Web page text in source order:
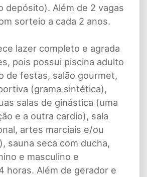
depósito). Além de 2 vagas
sorteio a cada 2 anos.
lazer completo e agrada
pois possui piscina adulto
de festas, salão gourmet,
(grama sintética),
salas de ginástica (uma
e a outra cardio), sala
artes marciais e/ou
sauna seca com ducha,
e masculino e
horas. Além de gerador e